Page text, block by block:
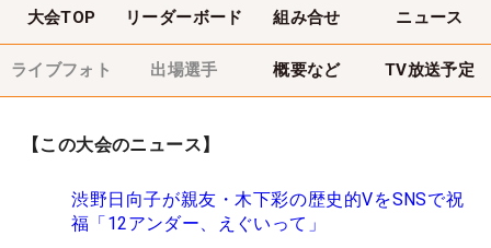
大会TOP リーダーボード 組み合せ ニュース
ライブフォト 出場選手 概要など TV放送予定
【この大会のニュース】
渋野日向子が親友・木下彩の歴史的VをSNSで祝
福「12アンダー、えぐいって」